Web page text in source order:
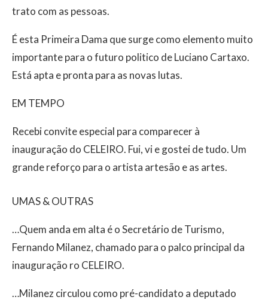
trato com as pessoas.
É esta Primeira Dama que surge como elemento muito
importante para o futuro politico de Luciano Cartaxo.
Está apta e pronta para as novas lutas.
EM TEMPO
Recebi convite especial para comparecer à
inauguração do CELEIRO. Fui, vi e gostei de tudo. Um
grande reforço para o artista artesão e as artes.
UMAS & OUTRAS
…Quem anda em alta é o Secretário de Turismo,
Fernando Milanez, chamado para o palco principal da
inauguração ro CELEIRO.
…Milanez circulou como pré-candidato a deputado